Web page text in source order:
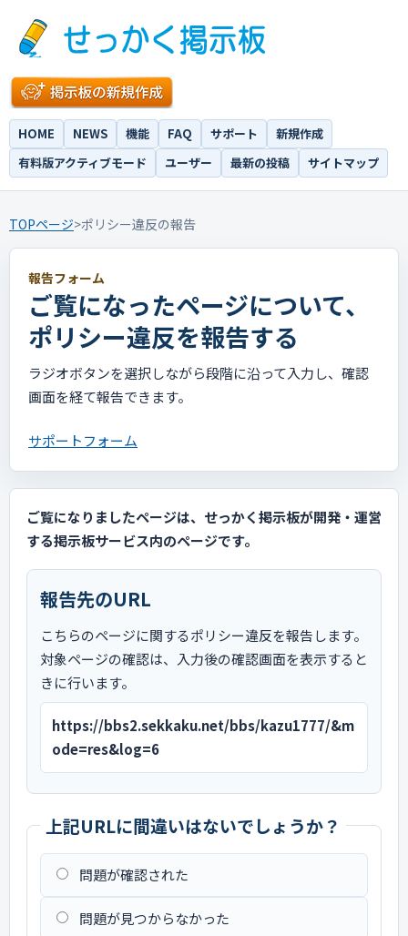
HOME NEWS 機能 FAQ サポート
新規作成
有料版アクティブモード
ユーザー 最新の投稿 サイトマップ
TOPページ>ポリシー違反の報告
報告フォーム
ご覧になったページについて、
ポリシー違反を報告する
ラジオボタンを選択しながら段階に沿って入力し、確認
画面を経て報告できます。
サポートフォーム
ご覧になりましたページは、せっかく掲示板が開発・運営
する掲示板サービス内のページです。
報告先のURL
こちらのページに関するポリシー違反を報告します。
対象ページの確認は、入力後の確認画面を表示すると
きに行います。
https://bbs2.sekkaku.net/bbs/kazu1777/&m
ode=res&log=6
上記URLに間違いはないでしょうか？
問題が確認された
問題が見つからなかった